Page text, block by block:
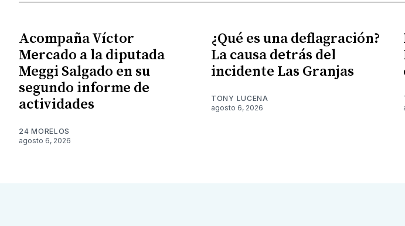
Acompaña Víctor
Mercado a la diputada
Meggi Salgado en su
segundo informe de
actividades
24 MORELOS
agosto 6, 2026
¿Qué es una deflagración?
La causa detrás del
incidente Las Granjas
TONY LUCENA
agosto 6, 2026